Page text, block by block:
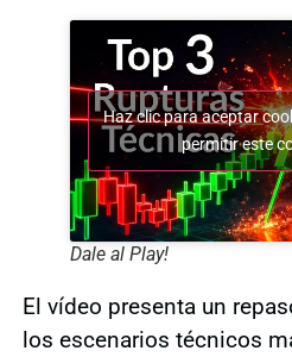
Haz clic para aceptar
permitir este
Dale al Play!
El vídeo presenta un
los escenarios técnicos